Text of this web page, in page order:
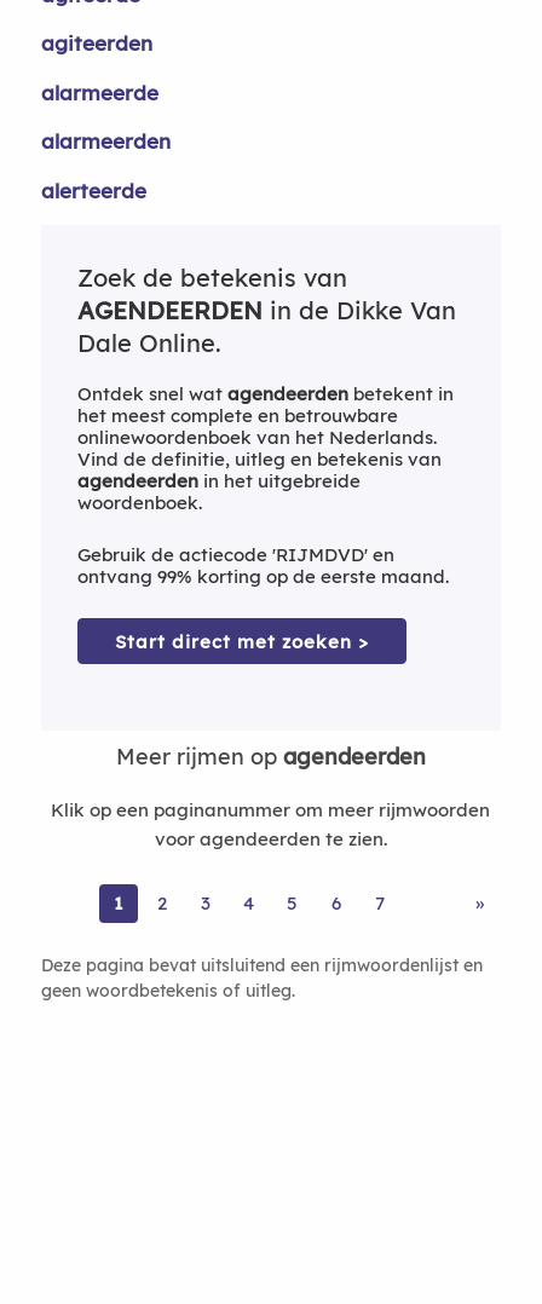
agiteerden
alarmeerde
alarmeerden
alerteerde
Zoek de betekenis van
AGENDEERDEN in de Dikke Van
Dale Online.
Ontdek snel wat agendeerdenbetekent in
het meest complete en betrouwbare
onlinewoordenboek van het Nederlands.
Vind de definitie, uitleg en betekenis van
agendeerdenin het uitgebreide
woordenboek.
Gebruik de actiecode 'RIJMDVD' en
ontvang 99% korting op de eerste maand.
Start direct met zoeken >
Meer rijmen op agendeerden
Klik op een paginanummer om meer rijmwoorden
voor agendeerden te zien.
1 2 3 4 5 6 7 »
Deze pagina bevat uitsluitend een rijmwoordenlijst en
geen woordbetekenis of uitleg.